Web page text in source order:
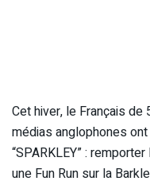
Cet hiver, le Français
médias anglophones
“SPARKLEY” :
une Fun Run sur la